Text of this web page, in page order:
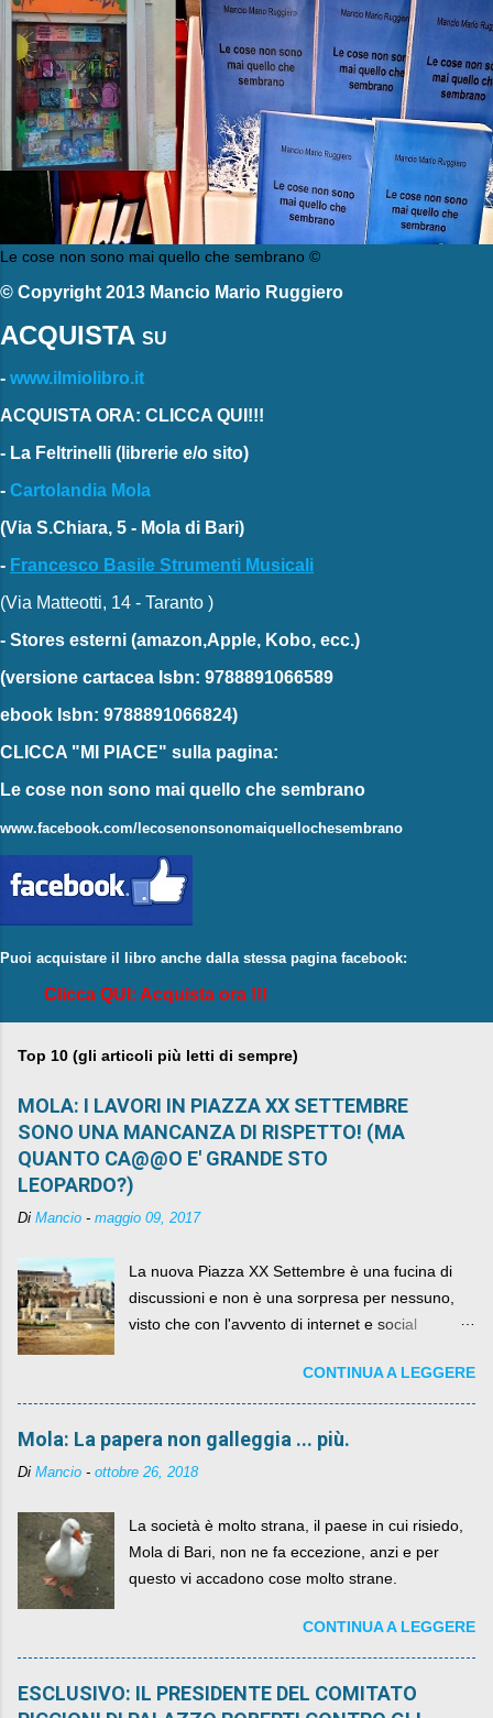
Le cose non sono mai quello che sembrano ©
© Copyright 2013 Mancio Mario Ruggiero
ACQUISTA SU
- www.ilmiolibro.it
ACQUISTA ORA: CLICCA QUI!!!
- La Feltrinelli (librerie e/o sito)
- Cartolandia Mola
(Via S.Chiara, 5 - Mola di Bari)
- Francesco Basile Strumenti Musicali
(Via Matteotti, 14 - Taranto )
- Stores esterni (amazon,Apple, Kobo, ecc.)
(versione cartacea Isbn: 9788891066589
ebook Isbn: 9788891066824)
CLICCA "MI PIACE" sulla pagina:
Le cose non sono mai quello che sembrano
www.facebook.com/lecosenonsonomaiquellochesembrano
Puoi acquistare il libro anche dalla stessa pagina facebook:
Clicca QUI: Acquista ora !!!
Top 10 (gli articoli più letti di sempre)
MOLA: I LAVORI IN PIAZZA XX SETTEMBRE
SONO UNA MANCANZA DI RISPETTO! (MA
QUANTO CA@@O E' GRANDE STO
LEOPARDO?)
Di Mancio - maggio 09, 2017
La nuova Piazza XX Settembre è una fucina di
discussioni e non è una sorpresa per nessuno,
visto che con l'avvento di internet e social
sua lasciandone anche traccia scritta nel web.
CONTINUA A LEGGERE
Mola: La papera non galleggia ... più.
Di Mancio - ottobre 26, 2018
La società è molto strana, il paese in cui risiedo,
Mola di Bari, non ne fa eccezione, anzi e per
questo vi accadono cose molto strane.
CONTINUA A LEGGERE
ESCLUSIVO: IL PRESIDENTE DEL COMITATO